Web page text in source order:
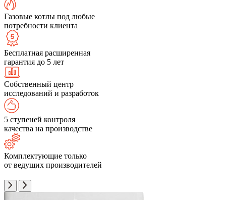
Газовые котлы под любые
потребности клиента
Бесплатная расширенная
гарантия до 5 лет
Собственный центр
исследований и разработок
5 ступеней контроля
качества на производстве
Комплектующие только
от ведущих производителей